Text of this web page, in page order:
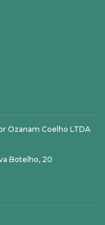
Ozanam Coelho LTDA
Botelho, 20